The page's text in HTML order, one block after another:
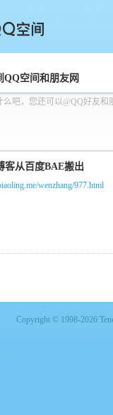
间
QQ空间和朋友网
么吧，您还可以@QQ好友和
wenzhang/977.html
Copyright © 1998-2026